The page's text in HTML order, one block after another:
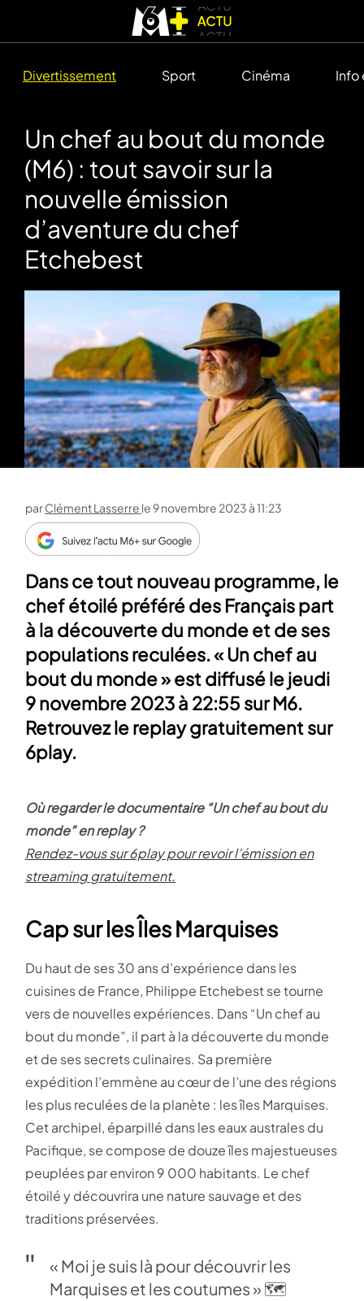
Divertissement Sport Cinéma Info
Un chef au bout du monde
(M6) : tout savoir sur la
nouvelle émission
d’aventure du chef
Etchebest
parClément Lasserre le9 novembre 2023 à 11:23
Dans ce tout nouveau programme, le
chef étoilé préféré des Français part
à la découverte du monde et de ses
populations reculées. « Un chef au
bout du monde » est diffusé le jeudi
9 novembre 2023 à 22:55 sur M6.
Retrouvez le replay gratuitement sur
6play.
Où regarder le documentaire “Un chef au bout du
monde” en replay ?
Rendez-vous sur 6play pour revoir l’émission en
streaming gratuitement.
Cap sur les Îles Marquises
Du haut de ses 30 ans d’expérience dans les
cuisines de France, Philippe Etchebest se tourne
vers de nouvelles expériences. Dans “Un chef au
bout du monde”, il part à la découverte du monde
et de ses secrets culinaires. Sa première
expédition l’emmène au cœur de l’une des régions
les plus reculées de la planète : les îles Marquises.
Cet archipel, éparpillé dans les eaux australes du
Pacifique, se compose de douze îles majestueuses
peuplées par environ 9 000 habitants. Le chef
étoilé y découvrira une nature sauvage et des
traditions préservées.
« Moi je suis là pour découvrir les
Marquises et les coutumes » 🗺️